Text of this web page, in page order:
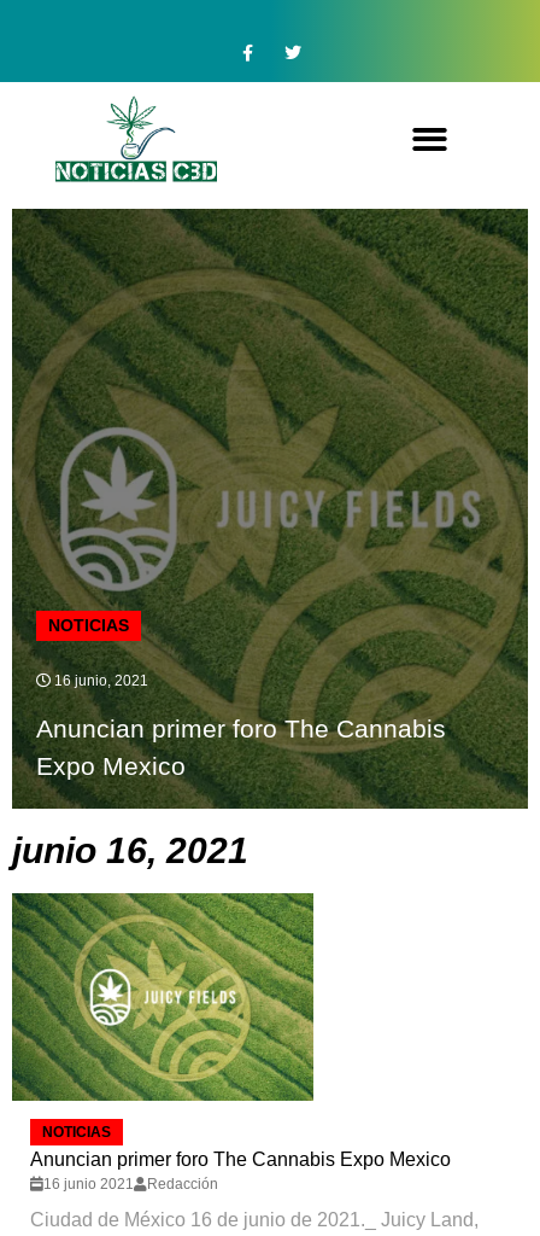
NOTICIAS
16 junio, 2021
Anuncian primer foro The Cannabis
Expo Mexico
junio 16, 2021
NOTICIAS
Anuncian primer foro The Cannabis Expo Mexico
16 junio 2021 Redacción
Ciudad de México 16 de junio de 2021._ Juicy Land,